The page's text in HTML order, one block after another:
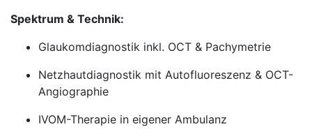
Spektrum & Technik:
Glaukomdiagnostik inkl. OCT & Pachymetrie
Netzhautdiagnostik mit Autofluoreszenz & OCT-
Angiographie
IVOM-Therapie in eigener Ambulanz